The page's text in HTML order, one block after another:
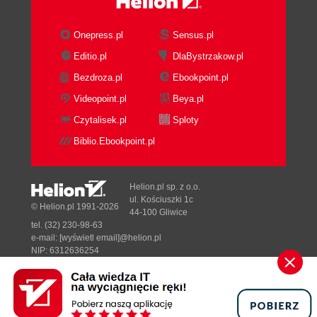
procesy ograniczone procesorem (78)
Kwant czasu procesora (80)
Strategia szeregowania w działaniu (81)
Algorytm szeregowania zadań w Linuksie (82)
Klasy szeregowania (82)
Szeregowanie procesów w systemach klasy
Unix (82)
Sprawiedliwe szeregowanie zadań (85)
Zliczanie czasu wykonania (87)
Wybór procesu (89)
Punkt wejścia do planisty CFS (94)
Zawieszanie i wybudzanie procesów (95)
Wywłaszczanie i przełączanie kontekstu (99)
Wywłaszczanie procesu użytkownika (100)
Wywłaszczenie jądra (101)
Szeregowanie czasu rzeczywistego (102)
Onepress.pl
Sensus.pl
Editio.pl
DlaBystrzakow.pl
Bezdroza.pl
Ebookpoint.pl
Videopoint.pl
Beya.pl
Czytalisek.pl
Sploty
Biblio.Ebookpoint.pl
Designed with ♥ byTonik.pl
© Helion.pl 1991-2026
Helion.pl sp. z o.o.
ul. Kościuszki 1c
44-100 Gliwice
tel. (32) 230-98-63
e-mail: [wyświetl email]@helion.pl
NIP: 6312636254